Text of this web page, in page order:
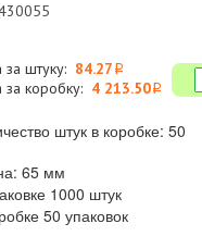
штуку: 84.27 i
за коробку: 4 213.50i
штук в коробке: 50
65 мм
1000 штук
50 упаковок